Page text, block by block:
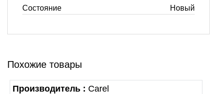
Состояние Новый
Похожие товары
Производитель : Carel